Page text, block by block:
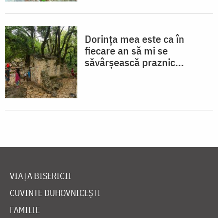
Dorința mea este ca în
fiecare an să mi se
săvârșească praznic...
VIAȚA BISERICII
CUVINTE DUHOVNICEȘTI
FAMILIE